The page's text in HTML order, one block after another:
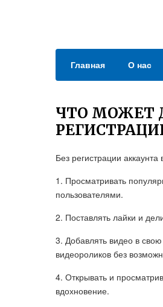
Главная О нас
ЧТО МОЖЕТ
Без регистрации
1. Просматривать
пользователями.
2. Поставлять лайки и
3. Добавлять видео в
видеороликов без
4. Открывать и
вдохновение.